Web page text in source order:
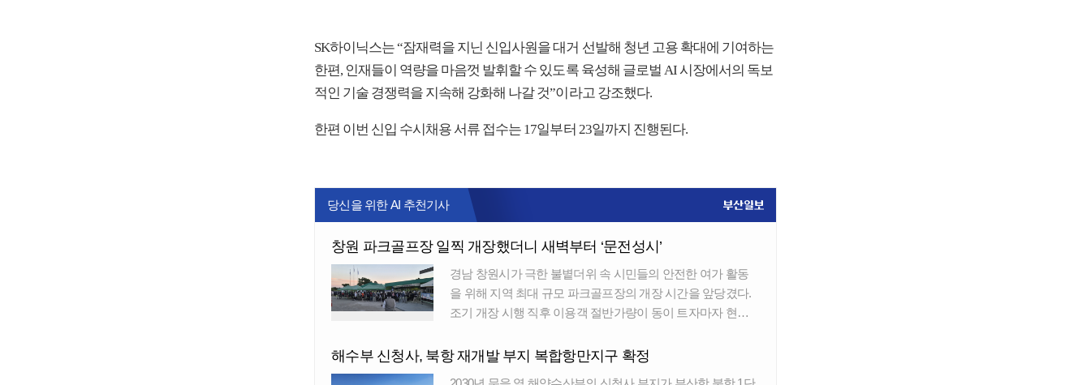
SK하이닉스는 “잠재력을 지닌 신입사원을 대거 선발해 청년 고용 확대에 기여하는
한편, 인재들이 역량을 마음껏 발휘할 수 있도록 육성해 글로벌 AI 시장에서의 독보
적인 기술 경쟁력을 지속해 강화해 나갈 것”이라고 강조했다.
한편 이번 신입 수시채용 서류 접수는 17일부터 23일까지 진행된다.